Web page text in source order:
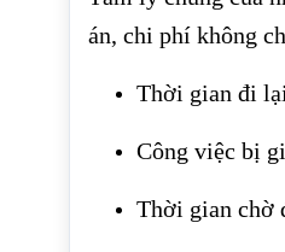
án, chi phí không
Thời gian đi
Công việc bị
Thời gian chờ